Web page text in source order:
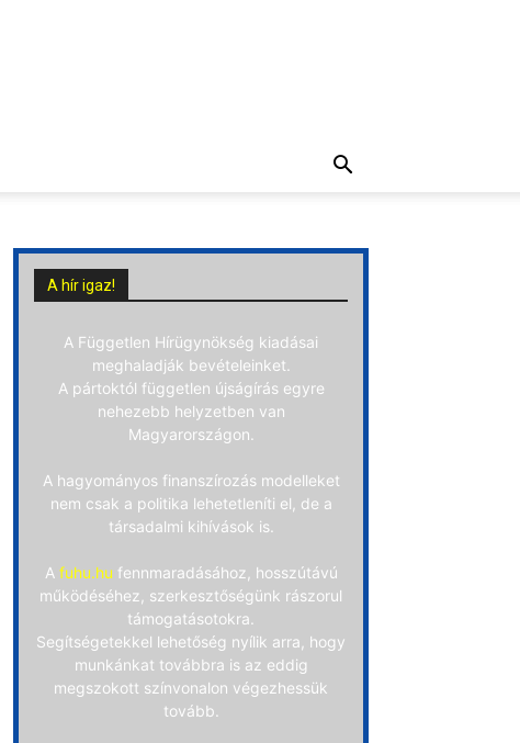
A hír igaz!
A Független Hírügynökség kiadásai
meghaladják bevételeinket.
A pártoktól független újságírás egyre
nehezebb helyzetben van
Magyarországon.
A hagyományos finanszírozás modelleket
nem csak a politika lehetetleníti el, de a
társadalmi kihívások is.
A fuhu.hu fennmaradásához, hosszútávú
működéséhez, szerkesztőségünk rászorul
támogatásotokra.
Segítségetekkel lehetőség nyílik arra, hogy
munkánkat továbbra is az eddig
megszokott színvonalon végezhessük
tovább.